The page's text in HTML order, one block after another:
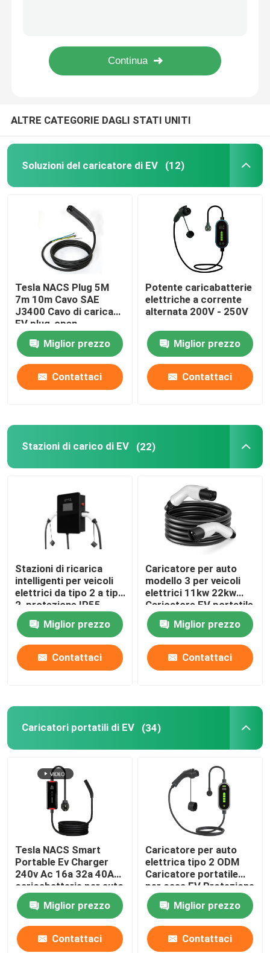
cavo di ricarica EV
Adattatori del caricatore di EV
Connettore di carico di EV
Caricatore del ev di CC
Adattatore NACS di Tesla
Accessori di carico di EV
Pannello di commutazione per autoveicoli
Interruttori e pulsanti automobilistici
Cavi elettrici e connettori
ALTRE CATEGORIE DAGLI STATI UNITI
Soluzioni del caricatore di EV (12)
Tesla NACS Plug 5M
7m 10m Cavo SAE
J3400 Cavo di carica
EV plug-open
Miglior prezzo
Contattaci
Potente caricabatterie
elettriche a corrente
alternata 200V - 250V
Miglior prezzo
Contattaci
Stazioni di carico di EV (22)
Stazioni di ricarica
intelligenti per veicoli
elettrici da tipo 2 a tipo
2, protezione IP55
Miglior prezzo
Contattaci
Caricatore per auto
modello 3 per veicoli
elettrici 11kw 22kw
Caricatore EV portatile
tipo 2
Miglior prezzo
Contattaci
Caricatori portatili di EV (34)
Tesla NACS Smart
Portable Ev Charger
240v Ac 16a 32a 40A
caricabatterie per auto
elettrica domestica
Miglior prezzo
Contattaci
Caricatore per auto
elettrica tipo 2 ODM
Caricatore portatile
per casa EV Protezione
del terreno
Miglior prezzo
Contattaci